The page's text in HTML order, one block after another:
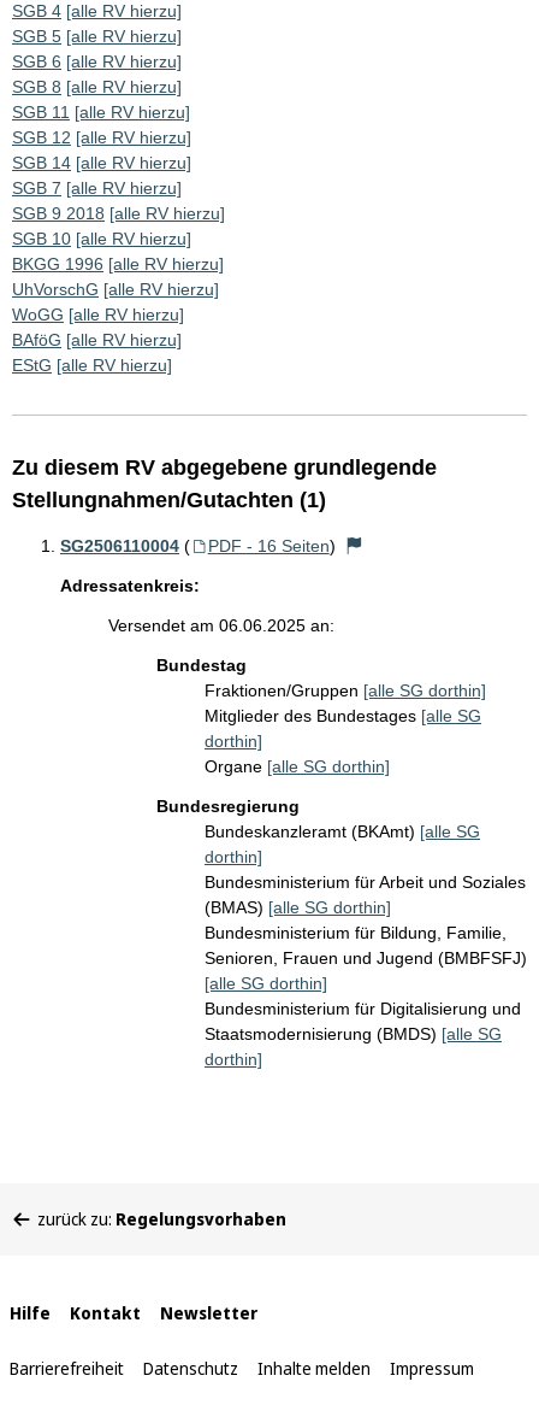
SGB 4 [alle RV hierzu]
SGB 5 [alle RV hierzu]
SGB 6 [alle RV hierzu]
SGB 8 [alle RV hierzu]
SGB 11 [alle RV hierzu]
SGB 12 [alle RV hierzu]
SGB 14 [alle RV hierzu]
SGB 7 [alle RV hierzu]
SGB 9 2018 [alle RV hierzu]
SGB 10 [alle RV hierzu]
BKGG 1996 [alle RV hierzu]
UhVorschG [alle RV hierzu]
WoGG [alle RV hierzu]
BAföG [alle RV hierzu]
EStG [alle RV hierzu]
Zu diesem RV abgegebene grundlegende
Stellungnahmen/Gutachten (1)
SG2506110004 ( PDF - 16 Seiten)
Adressatenkreis:
Versendet am 06.06.2025 an:
Bundestag
Fraktionen/Gruppen [alle SG dorthin]
Mitglieder des Bundestages [alle SG
dorthin]
Organe [alle SG dorthin]
Bundesregierung
Bundeskanzleramt (BKAmt) [alle SG
dorthin]
Bundesministerium für Arbeit und Soziales
(BMAS) [alle SG dorthin]
Bundesministerium für Bildung, Familie,
Senioren, Frauen und Jugend (BMBFSFJ)
[alle SG dorthin]
Bundesministerium für Digitalisierung und
Staatsmodernisierung (BMDS) [alle SG
dorthin]
befinden
zurück zu: Regelungsvorhaben
Interne
Links
Hilfe Kontakt Newsletter
Barrierefreiheit Datenschutz Inhalte melden Impressum